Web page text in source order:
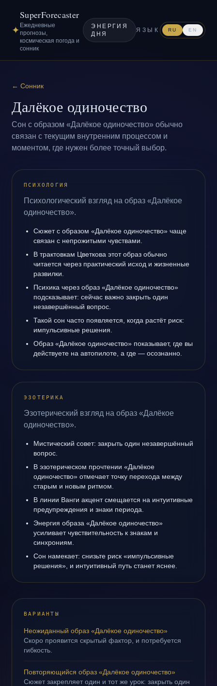
✦
SuperForecaster
Ежедневные
прогнозы,
космическая погода и
сонник
ЭНЕРГИЯ
ДНЯ
ЯЗЫК RU EN
← Сонник
Далёкое одиночество
Сон с образом «Далёкое одиночество» обычно
связан с текущим внутренним процессом и
моментом, где нужен более точный выбор.
ПСИХОЛОГИЯ
Психологический взгляд на образ «Далёкое
одиночество».
Сюжет с образом «Далёкое одиночество» чаще
связан с непрожитыми чувствами.
В трактовкам Цветкова этот образ обычно
читается через практический исход и жизненные
развилки.
Психика через образ «Далёкое одиночество»
подсказывает: сейчас важно закрыть один
незавершённый вопрос.
Такой сон часто появляется, когда растёт риск:
импульсивные решения.
Образ «Далёкое одиночество» показывает, где вы
действуете на автопилоте, а где — осознанно.
ЭЗОТЕРИКА
Эзотерический взгляд на образ «Далёкое
одиночество».
Мистический совет: закрыть один незавершённый
вопрос.
В эзотерическом прочтении «Далёкое
одиночество» отмечает точку перехода между
старым и новым ритмом.
В линии Ванги акцент смещается на интуитивные
предупреждения и знаки периода.
Энергия образа «Далёкое одиночество»
усиливает чувствительность к знакам и
синхрониям.
Сон намекает: снизьте риск «импульсивные
решения», и интуитивный путь станет яснее.
ВАРИАНТЫ
Неожиданный образ «Далёкое одиночество»
Скоро проявится скрытый фактор, и потребуется
гибкость.
Повторяющийся образ «Далёкое одиночество»
Сюжет закрепляет один и тот же урок: закрыть один